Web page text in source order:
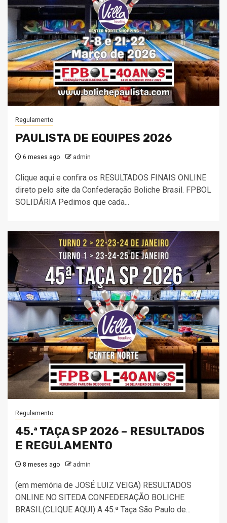
Regulamento
PAULISTA DE EQUIPES 2026
6 meses ago admin
Clique aqui e confira os RESULTADOS FINAIS ONLINE
direto pelo site da Confederação Boliche Brasil. FPBOL
SOLIDÁRIA Pedimos que cada...
Regulamento
45.ª TAÇA SP 2026 – RESULTADOS
E REGULAMENTO
8 meses ago admin
(em memória de JOSÉ LUIZ VEIGA) RESULTADOS
ONLINE NO SITEDA CONFEDERAÇÃO BOLICHE
BRASIL(CLIQUE AQUI) A 45.ª Taça São Paulo de...